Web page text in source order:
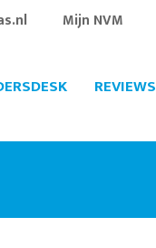
Mijn NVM
REVIEWS